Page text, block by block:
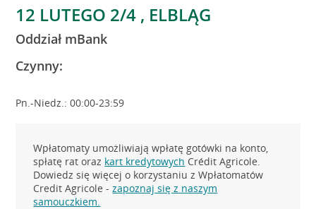
12 LUTEGO 2/4 , ELBLĄG
Oddział mBank
Czynny:
Pn.-Niedz.: 00:00-23:59
Wpłatomaty umożliwiają wpłatę gotówki na konto,
spłatę rat oraz kart kredytowych Crédit Agricole.
Dowiedz się więcej o korzystaniu z Wpłatomatów
Credit Agricole -zapoznaj się z naszym
samouczkiem.